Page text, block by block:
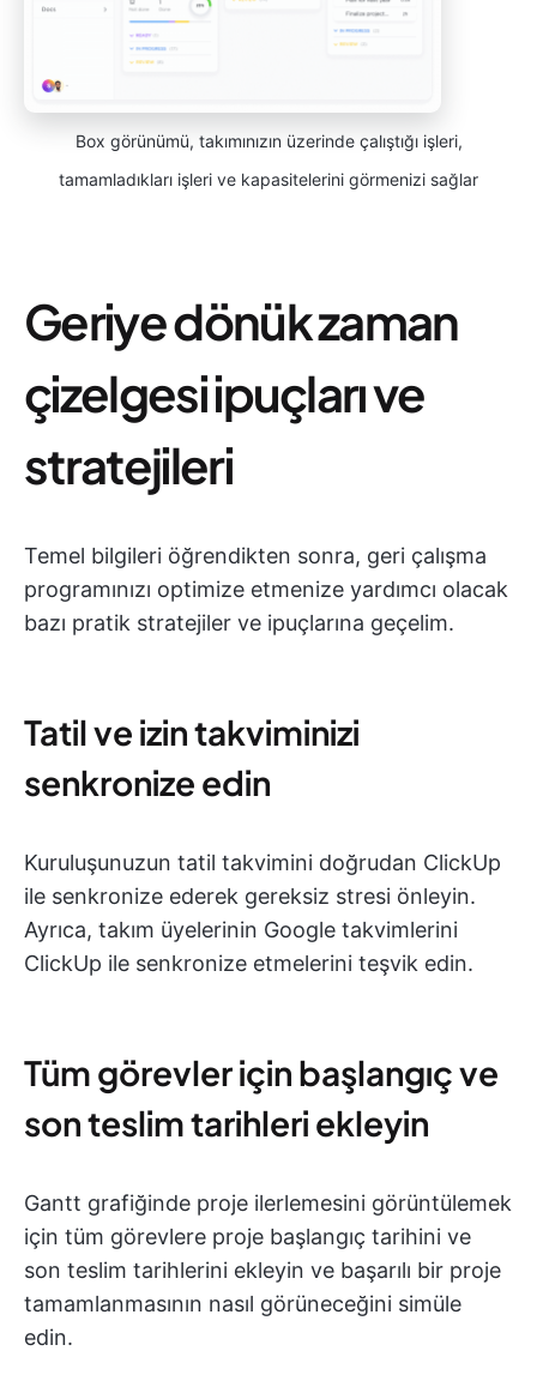
Box görünümü, takımınızın üzerinde çalıştığı işleri,
tamamladıkları işleri ve kapasitelerini görmenizi sağlar
Geriye dönük zaman
çizelgesi ipuçları ve
stratejileri
Temel bilgileri öğrendikten sonra, geri çalışma
programınızı optimize etmenize yardımcı olacak
bazı pratik stratejiler ve ipuçlarına geçelim.
Tatil ve izin takviminizi
senkronize edin
Kuruluşunuzun tatil takvimini doğrudan ClickUp
ile senkronize ederek gereksiz stresi önleyin.
Ayrıca, takım üyelerinin Google takvimlerini
ClickUp ile senkronize etmelerini teşvik edin.
Tüm görevler için başlangıç ve
son teslim tarihleri ekleyin
Gantt grafiğinde proje ilerlemesini görüntülemek
için tüm görevlere proje başlangıç tarihini ve
son teslim tarihlerini ekleyin ve başarılı bir proje
tamamlanmasının nasıl görüneceğini simüle
edin.